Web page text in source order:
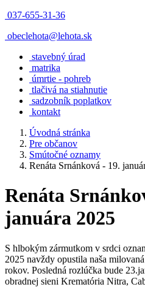
037-655-31-36
obeclehota@lehota.sk
stavebný úrad
matrika
úmrtie - pohreb
tlačivá na stiahnutie
sadzobník poplatkov
kontakt
Úvodná stránka
Pre občanov
Smútočné oznamy
Renáta Srnánková - 19.
Renáta
januára 2025
S hlbokým zármutkom v srdci
2025 navždy opustila naša
rokov. Posledná rozlúčka bude
obradnej sieni Krematória Nitra,